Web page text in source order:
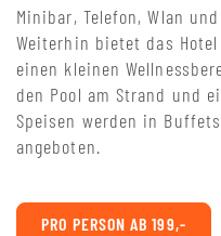
Minibar, Telefon, Wlan
Weiterhin bietet das
einen kleinen
den Pool am Strand und
Speisen werden in
angeboten.
PRO PERSON AB 199,-